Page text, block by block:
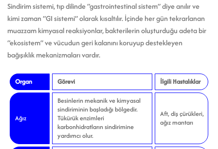
Sindirim sistemi, tıp dilinde “gastrointestinal sistem” diye anılır ve
kimi zaman “GI sistemi” olarak kısaltılır. İçinde her gün tekrarlanan
muazzam kimyasal reaksiyonlar, bakterilerin oluşturduğu adeta bir
“ekosistem” ve vücudun geri kalanını koruyup destekleyen
bağışıklık mekanizmaları vardır.
Organ Görevi İlgili Hastalıklar
Ağız
Besinlerin mekanik ve kimyasal
sindiriminin başladığı bölgedir.
Tükürük enzimleri
karbonhidratların sindirimine
yardımcı olur.
Aft, diş çürükleri,
ağız mantarı